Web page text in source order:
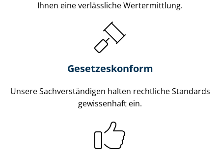
Ihnen eine verlässliche Wertermittlung.
Gesetzes­konform
Unsere Sach­ver­stän­di­gen halten rechtliche Standards
gewissenhaft ein.